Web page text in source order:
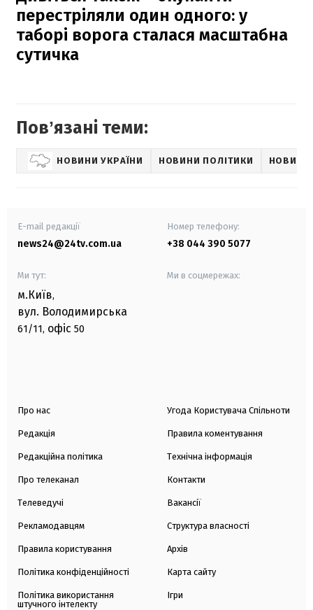
перестріляли один одного: у
таборі ворога сталася масштабна
сутичка
Повʼязані теми:
НОВИНИ УКРАЇНИ НОВИНИ ПОЛІТИКИ НОВИНИ
E-mail редакції
news24@24tv.com.ua
Номер телефону:
+38 044 390 5077
Ми тут:
м.Київ,
вул. Володимирська
61/11, офіс 50
Ми в соцмережах:
Про нас
Редакція
Редакційна політика
Про телеканал
Телеведучі
Рекламодавцям
Правила користування
Політика конфіденційності
Політика використання
штучного інтелекту
Угода Користувача Спільноти
Правила коментування
Технічна інформація
Контакти
Вакансії
Структура власності
Архів
Карта сайту
Ігри